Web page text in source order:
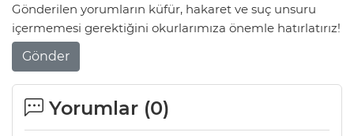
Gönderilen yorumların küfür, hakaret ve suç unsuru
içermemesi gerektiğini okurlarımıza önemle hatırlatırız!
Gönder
Yorumlar (0)